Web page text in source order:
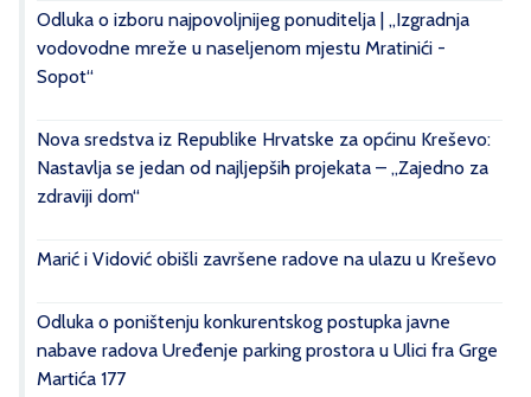
Odluka o izboru najpovoljnijeg ponuditelja | „Izgradnja
vodovodne mreže u naseljenom mjestu Mratinići -
Sopot“
Nova sredstva iz Republike Hrvatske za općinu Kreševo:
Nastavlja se jedan od najljepših projekata – „Zajedno za
zdraviji dom“
Marić i Vidović obišli završene radove na ulazu u Kreševo
Odluka o poništenju konkurentskog postupka javne
nabave radova Uređenje parking prostora u Ulici fra Grge
Martića 177